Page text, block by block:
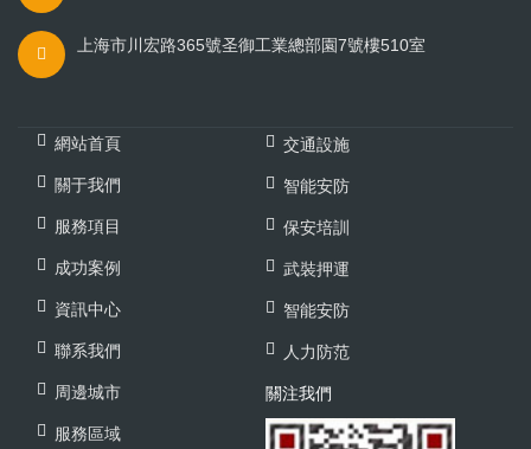
上海市川宏路365號圣御工業總部園7號樓510室
網站首頁
關于我們
服務項目
成功案例
資訊中心
聯系我們
周邊城市
服務區域
交通設施
智能安防
保安培訓
武裝押運
智能安防
人力防范
關注我們